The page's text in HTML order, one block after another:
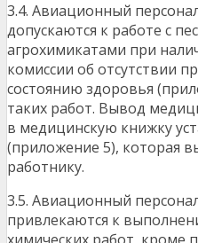
3.4. Авиационный
допускаются к работе с
агрохимикатами при
комиссии об отсутствии
состоянию здоровья
таких работ. Вывод
в медицинскую книжку
(приложение 5), которая
работнику.
3.5. Авиационный
привлекаются к